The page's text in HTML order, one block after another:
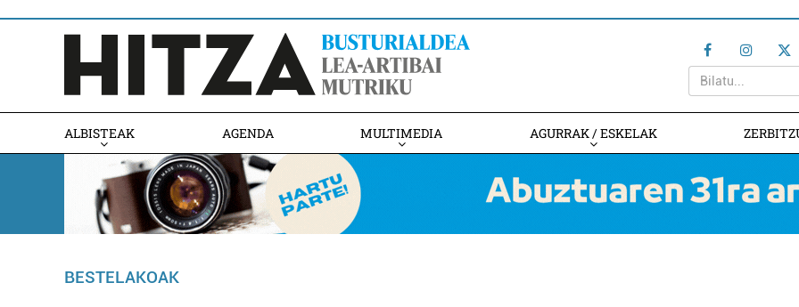
ALBISTEAK AGENDA MULTIMEDIA AGURRAK / ESKELAK
BESTELAKOAK